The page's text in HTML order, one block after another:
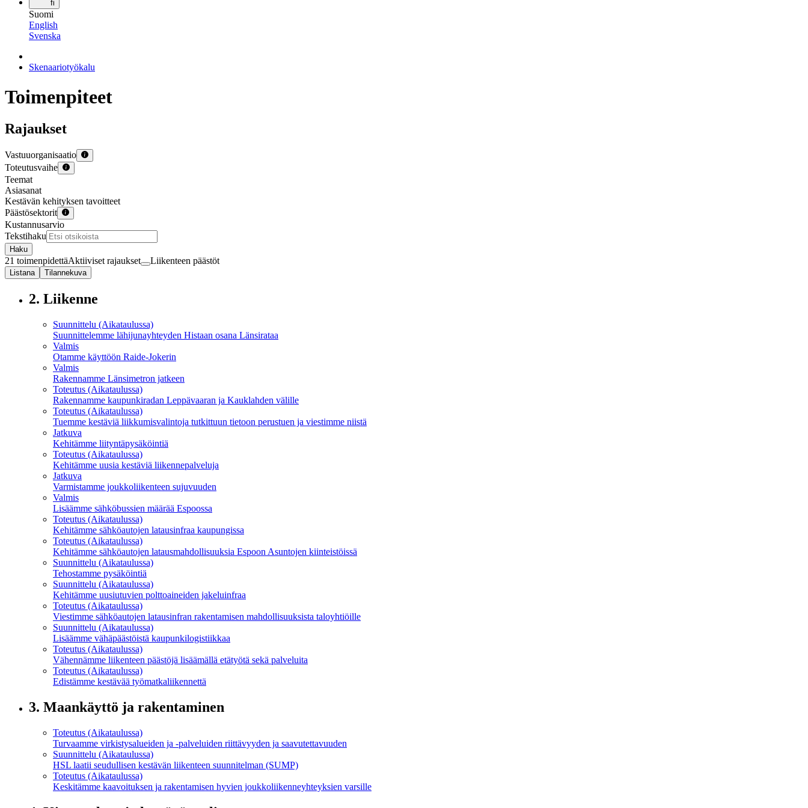
fi
Suomi
English
Svenska
Skenaariotyökalu
Toimenpiteet
Rajaukset
Vastuuorganisaatio
Toteutusvaihe
Teemat
Asiasanat
Kestävän kehityksen tavoitteet
Päästösektorit
Kustannusarvio
Tekstihaku
Haku
21 toimenpidettäAktiiviset rajaukset Liikenteen päästöt
Listana Tilannekuva
2. Liikenne
Suunnittelu (Aikataulussa)
Suunnittelemme lähi­juna­yhteyden Histaan osana Länsirataa
Valmis
Otamme käyttöön Raide-Jokerin
Valmis
Rakennamme Länsimetron jatkeen
Toteutus (Aikataulussa)
Rakennamme kaupunkiradan Leppävaaran ja Kauklahden välille
Toteutus (Aikataulussa)
Tuemme kestäviä liikkumis­valintoja tutkittuun tietoon perustuen ja viestimme niistä
Jatkuva
Kehitämme liityntä­pysäköintiä
Toteutus (Aikataulussa)
Kehitämme uusia kestäviä liikenne­palveluja
Jatkuva
Varmistamme joukko­liikenteen sujuvuuden
Valmis
Lisäämme sähköbussien määrää Espoossa
Toteutus (Aikataulussa)
Kehitämme sähköautojen latausinfraa kaupungissa
Toteutus (Aikataulussa)
Kehitämme sähköautojen lataus­mahdollisuuksia Espoon Asuntojen kiinteistöissä
Suunnittelu (Aikataulussa)
Tehostamme pysäköintiä
Suunnittelu (Aikataulussa)
Kehitämme uusiutuvien polttoaineiden jakeluinfraa
Toteutus (Aikataulussa)
Viestimme sähköautojen latausinfran rakentamisen mah­dol­li­suuk­sis­ta taloyhtiöille
Suunnittelu (Aikataulussa)
Lisäämme vähäpäästöistä kaupunki­logistiikkaa
Toteutus (Aikataulussa)
Vähennämme liikenteen päästöjä lisäämällä etätyötä sekä palveluita
Toteutus (Aikataulussa)
Edistämme kestävää työ­matka­liikennettä
3. Maankäyttö ja rakentaminen
Toteutus (Aikataulussa)
Turvaamme virkistys­alueiden ja -palveluiden riittävyyden ja saa­vu­tet­ta­vuu­den
Suunnittelu (Aikataulussa)
HSL laatii seudullisen kestävän liikenteen suunnitelman (SUMP)
Toteutus (Aikataulussa)
Keskitämme kaavoituksen ja rakentamisen hyvien joukko­liikenne­yhteyksien varsille